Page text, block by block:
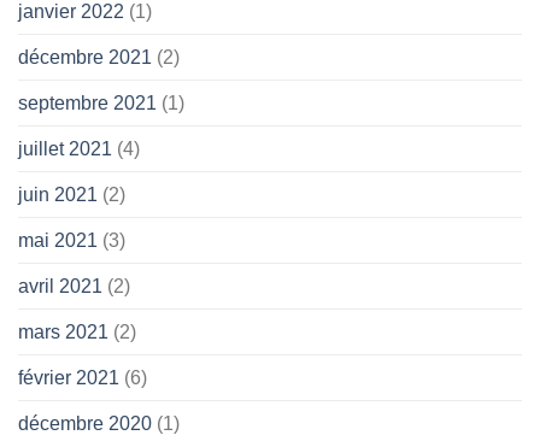
janvier 2022 (1)
décembre 2021 (2)
septembre 2021 (1)
juillet 2021 (4)
juin 2021 (2)
mai 2021 (3)
avril 2021 (2)
mars 2021 (2)
février 2021 (6)
décembre 2020 (1)